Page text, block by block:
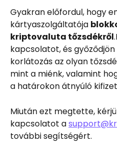
Gyakran előfordul, hogy
kártyaszolgáltatója
kriptovaluta tőzsdékről
kapcsolatot, és
korlátozás az olyan
mint a miénk, valamint
a határokon átnyúló
Miután ezt megtette,
kapcsolatot a
további segítségért.